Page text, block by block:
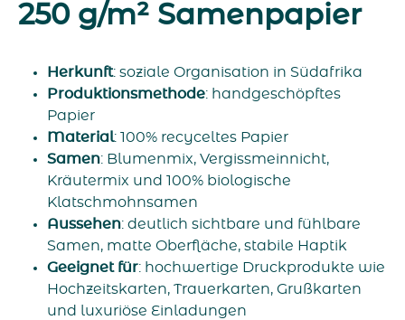
250 g/m² Samenpapier
Herkunft: soziale Organisation in Südafrika
Produktionsmethode: handgeschöpftes
Papier
Material: 100% recyceltes Papier
Samen: Blumenmix, Vergissmeinnicht,
Kräutermix und 100% biologische
Klatschmohnsamen
Aussehen: deutlich sichtbare und fühlbare
Samen, matte Oberfläche, stabile Haptik
Geeignet für: hochwertige Druckprodukte wie
Hochzeitskarten, Trauerkarten, Grußkarten
und luxuriöse Einladungen